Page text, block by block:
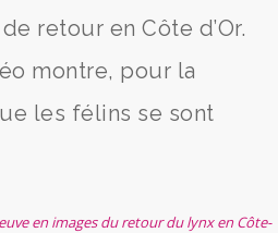
retour en Côte d’Or.
montre, pour la
les félins se sont
en images du retour du lynx en Côte-